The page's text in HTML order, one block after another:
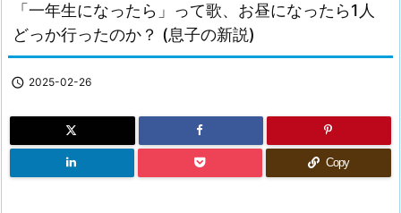
「一年生になったら」って歌、お昼になったら1人
どっか行ったのか？ (息子の新説)
 2025-02-26
Copy